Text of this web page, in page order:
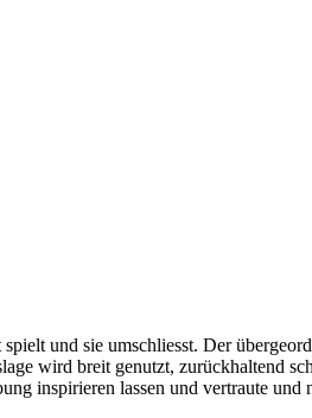
und sie umschliesst. Der
wird breit genutzt, zurückhaltend
inspirieren lassen und vertraute und